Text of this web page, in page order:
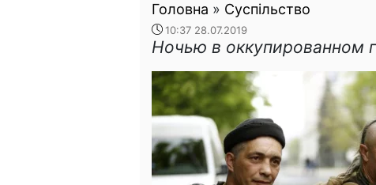
Головна » Суспільство
10:37 28.07.2019
Ночью в оккупированном